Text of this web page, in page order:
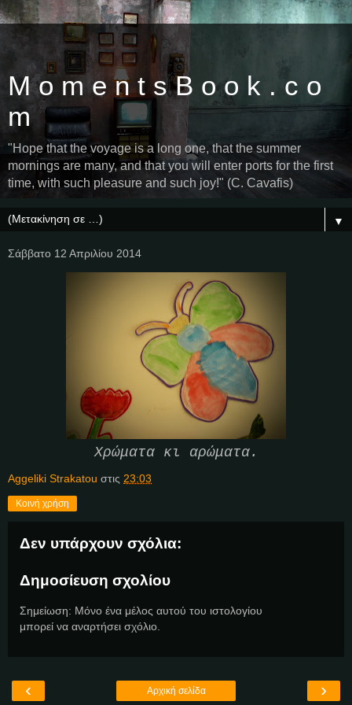
M o m e n t s B o o k . c o
m
"Hope that the voyage is a long one, that the summer
mornings are many, and that you will enter ports for the first
time, with such pleasure and such joy!" (C. Cavafis)
▼
Σάββατο 12 Απριλίου 2014
Χρώματα κι αρώματα.
Aggeliki Strakatou στις 23:03
Κοινή χρήση
Δεν υπάρχουν σχόλια:
Δημοσίευση σχολίου
Σημείωση: Μόνο ένα μέλος αυτού του ιστολογίου
μπορεί να αναρτήσει σχόλιο.
‹ ›
Αρχική σελίδα